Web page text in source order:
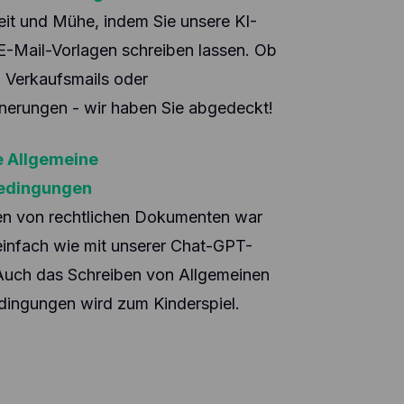
und Mühe, indem Sie unsere KI-
Mail-Vorlagen schreiben lassen. Ob
Verkaufsmails oder
- wir haben Sie abgedeckt!
Allgemeine
von rechtlichen Dokumenten war
wie mit unserer Chat-GPT-
das Schreiben von Allgemeinen
wird zum Kinderspiel.
to